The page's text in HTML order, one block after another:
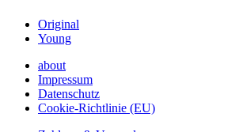
Original
Young
about
Impressum
Datenschutz
Cookie-Richtlinie (EU)